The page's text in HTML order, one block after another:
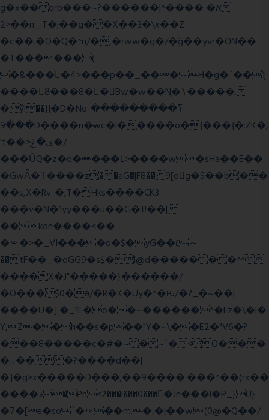
g�x��qrb���~א� ����^|������?
2>��n_:T�j��g��X��3�\x��Z-
�c��.�O�Q�^n/�,�rww�g�/�ۧg��yvr�ON��
�T������(
�&����4>���p��_���H�g�`��ƪ
����8َ���8� �󳳦Bw�w��Nֻ�ߖ�����.
�ў!��}|�D�Nqߖ���������-
���9D����n�̶wc�l�֑����o�{���{�:ZK�,
't��>͍ى�ݝ�/
���ǙQ�z�o����Ļ>����w�sHa��E��
�GwǞ�Τ����z��aG�|F8�� 9[og�S��b��
��s,X�Rv-�,T�Hks����CK3
���v�N�1yy���u��G�t!��[
��kon����<��
��>�_VI����o�$�yG��׆
��tF��_�oGG9�s$�l@d�������^^
����X�J"�����}������/
�O��� $0�ӫ/�R�K�Uy�^�ԋ/�?_�~��|
����U�] �_1E�o��~������*�Fz�\�|�
Y,Z��h��s�p��"Y�~\��E2�"V6�?
���8�����c�#�~�~`�<O���
�؋���?����d��|
�]�g>x�����D���;��9����:���^��(rx��
����ޡ�Pn<2���i���0���𩆿�Jh���l�P_}U}
�7�[e�so`���m.�,�|��w!(0@�Q��/